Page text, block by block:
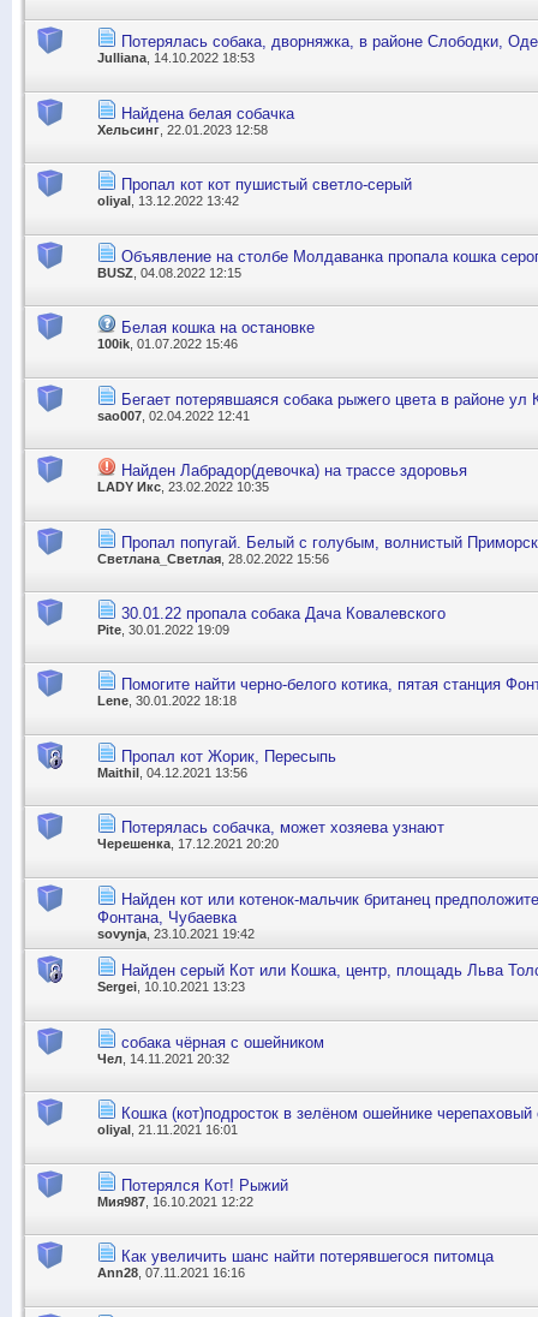
Потерялась собака, дворняжка, в районе Слободки,
Julliana , 14.10.2022 18:53
Найдена белая собачка
Хельсинг , 22.01.2023 12:58
Пропал кот кот пушистый светло-серый
oliyal , 13.12.2022 13:42
Объявление на столбе Молдаванка пропала кошка
BUSZ , 04.08.2022 12:15
Белая кошка на остановке
100ik , 01.07.2022 15:46
Бегает потерявшаяся собака рыжего цвета в районе ул
sao007 , 02.04.2022 12:41
Найден Лабрадор(девочка) на трассе здоровья
LADY Икс , 23.02.2022 10:35
Пропал попугай. Белый с голубым, волнистый
Светлана_Светлая , 28.02.2022 15:56
30.01.22 пропала собака Дача Ковалевского
Pite , 30.01.2022 19:09
Помогите найти черно-белого котика, пятая станция
Lene, 30.01.2022 18:18
Пропал кот Жорик, Пересыпь
Maithil , 04.12.2021 13:56
Потерялась собачка, может хозяева узнают
Черешенка, 17.12.2021 20:20
Найден кот или котенок-мальчик британец
Фонтана, Чубаевка
sovynja , 23.10.2021 19:42
Найден серый Кот или Кошка, центр, площадь Льва
Sergei , 10.10.2021 13:23
собака чёрная с ошейником
Чел , 14.11.2021 20:32
Кошка (кот)подросток в зелёном ошейнике черепаховый
oliyal , 21.11.2021 16:01
Потерялся Кот! Рыжий
Мия987 , 16.10.2021 12:22
Как увеличить шанс найти потерявшегося питомца
Ann28 , 07.11.2021 16:16